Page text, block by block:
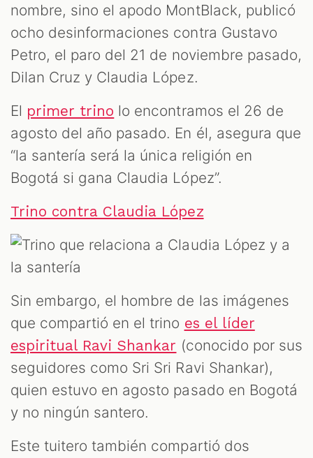
nombre, sino el apodo MontBlack, publicó
ocho desinformaciones contra Gustavo
Petro, el paro del 21 de noviembre pasado,
Dilan Cruz y Claudia López.
El primer trino lo encontramos el 26 de
agosto del año pasado. En él, asegura que
“la santería será la única religión en
Bogotá si gana Claudia López”.
Trino contra Claudia López
Sin embargo, el hombre de las imágenes
que compartió en el trino es el líder
espiritual Ravi Shankar (conocido por sus
seguidores como Sri Sri Ravi Shankar),
quien estuvo en agosto pasado en Bogotá
y no ningún santero.
Este tuitero también compartió dos